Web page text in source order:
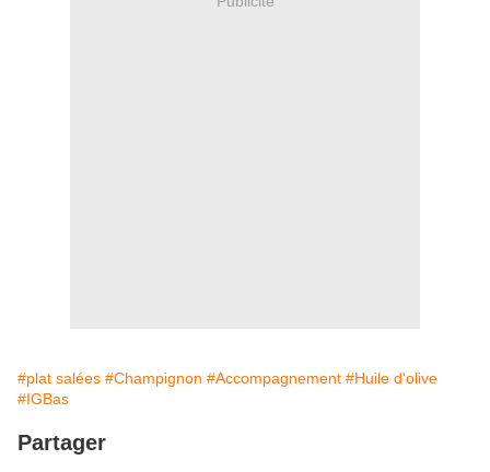
#plat salées #Champignon #Accompagnement #Huile d'olive
#IGBas
Partager